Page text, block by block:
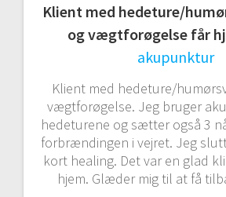
Klient med hedeture/
og vægtforøgelse får
akupunktur
Klient med hedeture/
vægtforøgelse. Jeg bruger
hedeturene og sætter også 3
forbrændingen i vejret. Jeg
kort healing. Det var en glad
hjem. Glæder mig til at få